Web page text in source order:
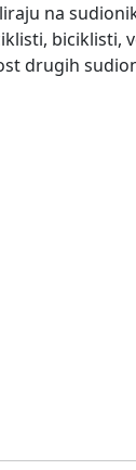
na
biciklisti,
drugih